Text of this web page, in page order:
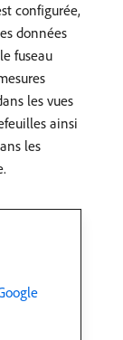
configurée,
données
fuseau
les vues
ainsi
les